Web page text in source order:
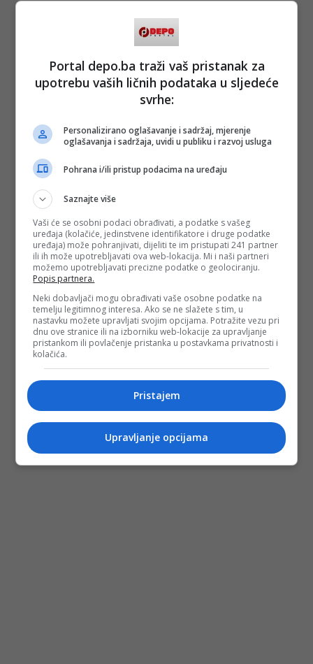
Portal depo.ba traži vaš pristanak za
upotrebu vaših ličnih podataka u sljedeće
svrhe:
Personalizirano oglašavanje i sadržaj, mjerenje
oglašavanja i sadržaja, uvidi u publiku i razvoj usluga
Pohrana i/ili pristup podacima na uređaju
Saznajte više
Vaši će se osobni podaci obrađivati, a podatke s vašeg
uređaja (kolačiće, jedinstvene identifikatore i druge podatke
uređaja) može pohranjivati, dijeliti te im pristupati 241 partner
ili ih može upotrebljavati ova web-lokacija. Mi i naši partneri
možemo upotrebljavati precizne podatke o geolociranju.
Popis partnera.
Neki dobavljači mogu obrađivati vaše osobne podatke na
temelju legitimnog interesa. Ako se ne slažete s tim, u
nastavku možete upravljati svojim opcijama. Potražite vezu pri
dnu ove stranice ili na izborniku web-lokacije za upravljanje
pristankom ili povlačenje pristanka u postavkama privatnosti i
kolačića.
Pristajem
Upravljanje opcijama